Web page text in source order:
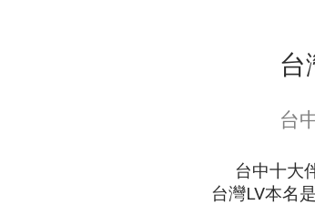
台
台
台中十大
台灣LV本名